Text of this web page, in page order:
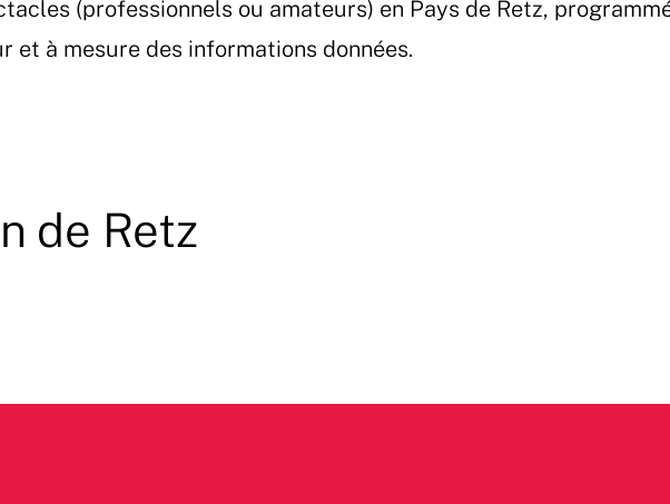
(professionnels ou amateurs) en Pays de Retz,
et à mesure des informations données.
de Retz